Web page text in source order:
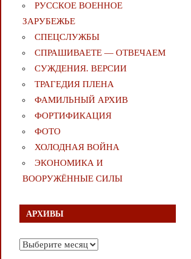
РУССКОЕ ВОЕННОЕ
ЗАРУБЕЖЬЕ
СПЕЦСЛУЖБЫ
СПРАШИВАЕТЕ — ОТВЕЧАЕМ
СУЖДЕНИЯ. ВЕРСИИ
ТРАГЕДИЯ ПЛЕНА
ФАМИЛЬНЫЙ АРХИВ
ФОРТИФИКАЦИЯ
ФОТО
ХОЛОДНАЯ ВОЙНА
ЭКОНОМИКА И
ВООРУЖЁННЫЕ СИЛЫ
АРХИВЫ
Архивы